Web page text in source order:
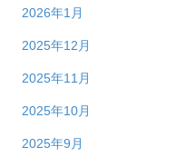
2026年1月
2025年12月
2025年11月
2025年10月
2025年9月